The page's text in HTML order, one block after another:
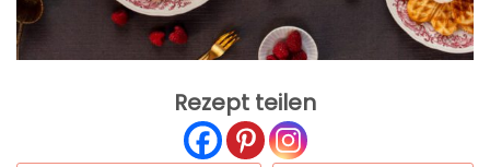
Rezept teilen